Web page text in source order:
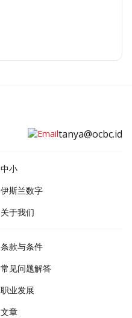
tanya@ocbc.id
中小
伊斯兰数字
关于我们
条款与条件
常见问题解答
职业发展
文章